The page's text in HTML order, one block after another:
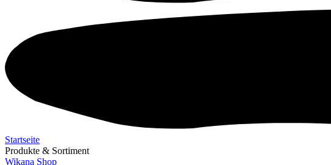
Startseite
Produkte & Sortiment
Wikana Shop